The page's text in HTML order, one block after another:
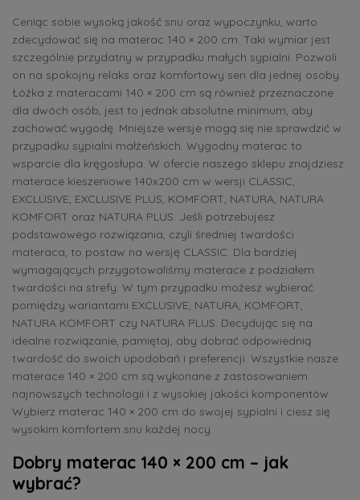
Ceniąc sobie wysoką jakość snu oraz wypoczynku, warto
zdecydować się na materac 140 × 200 cm. Taki wymiar jest
szczególnie przydatny w przypadku małych sypialni. Pozwoli
on na spokojny relaks oraz komfortowy sen dla jednej osoby.
Łóżka z materacami 140 × 200 cm są również przeznaczone
dla dwóch osób, jest to jednak absolutne minimum, aby
zachować wygodę. Mniejsze wersje mogą się nie sprawdzić w
przypadku sypialni małżeńskich. Wygodny materac to
wsparcie dla kręgosłupa. W ofercie naszego sklepu znajdziesz
materace kieszeniowe 140x200 cm w wersji CLASSIC,
EXCLUSIVE, EXCLUSIVE PLUS, KOMFORT, NATURA, NATURA
KOMFORT oraz NATURA PLUS. Jeśli potrzebujesz
podstawowego rozwiązania, czyli średniej twardości
materaca, to postaw na wersję CLASSIC. Dla bardziej
wymagających przygotowaliśmy materace z podziałem
twardości na strefy. W tym przypadku możesz wybierać
pomiędzy wariantami EXCLUSIVE, NATURA, KOMFORT,
NATURA KOMFORT czy NATURA PLUS. Decydując się na
idealne rozwiązanie, pamiętaj, aby dobrać odpowiednią
twardość do swoich upodobań i preferencji. Wszystkie nasze
materace 140 × 200 cm są wykonane z zastosowaniem
najnowszych technologii i z wysokiej jakości komponentów.
Wybierz materac 140 × 200 cm do swojej sypialni i ciesz się
wysokim komfortem snu każdej nocy.
Dobry materac 140 × 200 cm – jak
wybrać?